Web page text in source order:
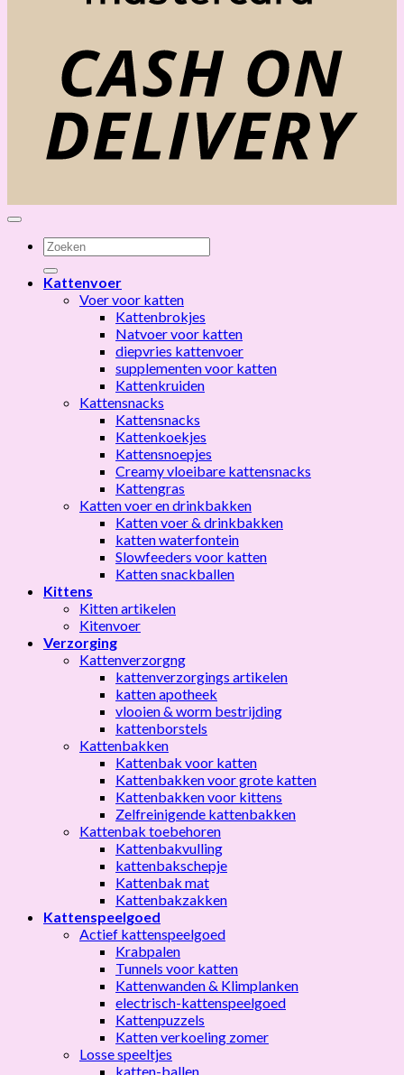
Zoeken
naar:
Kattenvoer
Voer voor katten
Kattenbrokjes
Natvoer voor katten
diepvries kattenvoer
supplementen voor katten
Kattenkruiden
Kattensnacks
Kattensnacks
Kattenkoekjes
Kattensnoepjes
Creamy vloeibare kattensnacks
Kattengras
Katten voer en drinkbakken
Katten voer & drinkbakken
katten waterfontein
Slowfeeders voor katten
Katten snackballen
Kittens
Kitten artikelen
Kitenvoer
Verzorging
Kattenverzorgng
kattenverzorgings artikelen
katten apotheek
vlooien & worm bestrijding
kattenborstels
Kattenbakken
Kattenbak voor katten
Kattenbakken voor grote katten
Kattenbakken voor kittens
Zelfreinigende kattenbakken
Kattenbak toebehoren
Kattenbakvulling
kattenbakschepje
Kattenbak mat
Kattenbakzakken
Kattenspeelgoed
Actief kattenspeelgoed
Krabpalen
Tunnels voor katten
Kattenwanden & Klimplanken
electrisch-kattenspeelgoed
Kattenpuzzels
Katten verkoeling zomer
Losse speeltjes
katten-ballen